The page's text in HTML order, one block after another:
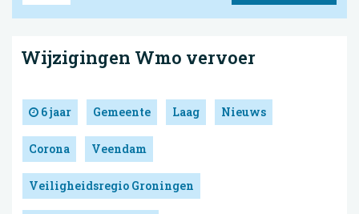
Wijzigingen Wmo vervoer
6 jaar Gemeente Laag Nieuws
Corona Veendam
Veiligheidsregio Groningen